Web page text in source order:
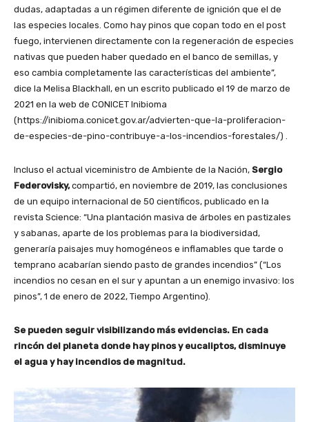
dudas, adaptadas a un régimen diferente de ignición que el de
las especies locales. Como hay pinos que copan todo en el post
fuego, intervienen directamente con la regeneración de especies
nativas que pueden haber quedado en el banco de semillas, y
eso cambia completamente las características del ambiente”,
dice la Melisa Blackhall, en un escrito publicado el 19 de marzo de
2021 en la web de CONICET Inibioma
(https://inibioma.conicet.gov.ar/advierten-que-la-proliferacion-
de-especies-de-pino-contribuye-a-los-incendios-forestales/) .
Incluso el actual viceministro de Ambiente de la Nación, Sergio
Federovisky,compartió, en noviembre de 2019, las conclusiones
de un equipo internacional de 50 científicos, publicado en la
revista Science: “Una plantación masiva de árboles en pastizales
y sabanas, aparte de los problemas para la biodiversidad,
generaría paisajes muy homogéneos e inflamables que tarde o
temprano acabarían siendo pasto de grandes incendios” (“Los
incendios no cesan en el sur y apuntan a un enemigo invasivo: los
pinos”, 1 de enero de 2022, Tiempo Argentino).
Se pueden seguir visibilizando más evidencias. En cada
rincón del planeta donde hay pinos y eucaliptos, disminuye
el agua y hay incendios de magnitud.